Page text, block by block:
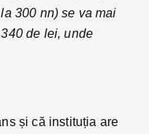
300 nn) se va mai
de lei, unde
și că instituția are